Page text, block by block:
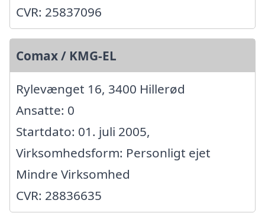
CVR: 25837096
Comax / KMG-EL
Rylevænget 16, 3400 Hillerød
Ansatte: 0
Startdato: 01. juli 2005,
Virksomhedsform: Personligt ejet
Mindre Virksomhed
CVR: 28836635